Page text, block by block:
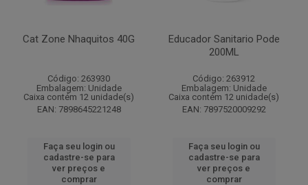
Cat Zone Nhaquitos 40G
Código: 263930
Embalagem: Unidade
Caixa contém 12 unidade(s)
EAN: 7898645221248
Faça seu login ou
cadastre-se para
ver preços e
comprar
Educador Sanitario Pode
200ML
Código: 263912
Embalagem: Unidade
Caixa contém 12 unidade(s)
EAN: 7897520009292
Faça seu login ou
cadastre-se para
ver preços e
comprar